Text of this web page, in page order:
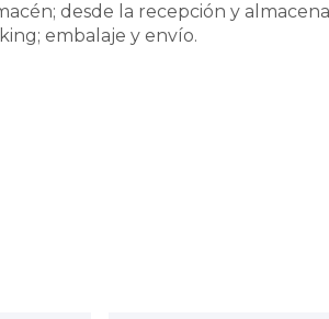
desde la recepción y
embalaje y envío.